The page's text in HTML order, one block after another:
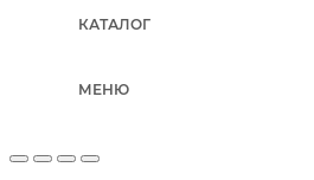
КАТАЛОГ
МЕНЮ